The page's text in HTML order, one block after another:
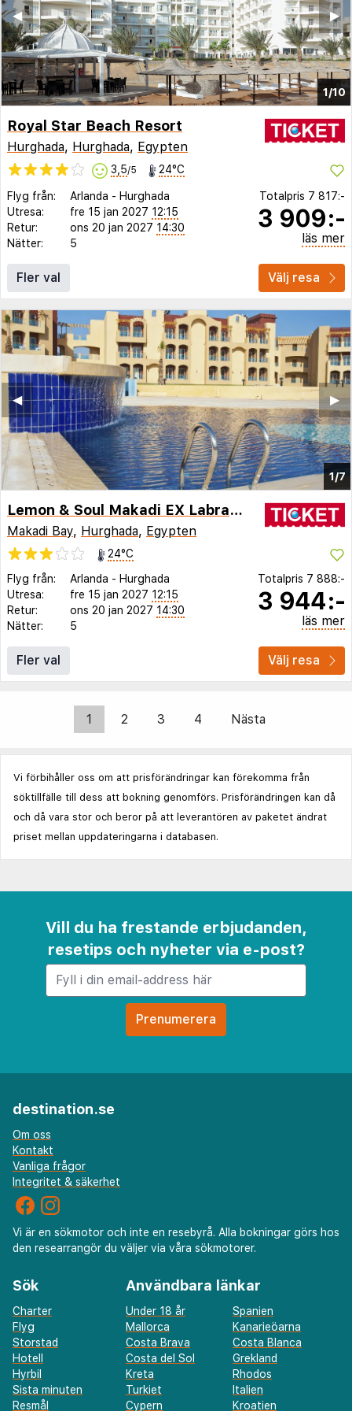
1/10
▶︎
◀︎
Royal Star Beach Resort
Hurghada, Hurghada, Egypten
3,5/5 24°C
Flyg från: Arlanda - Hurghada
Utresa:
fre 15 jan 2027 12:15
Retur:
ons 20 jan 2027 14:30
Nätter:
5
Totalpris 7 817:-
3 909:-
läs mer
Fler val Välj resa
1/7
▶︎
◀︎
Lemon & Soul Makadi EX Labranda Garden Makadi
Makadi Bay, Hurghada, Egypten
24°C
Flyg från:
Arlanda - Hurghada
Utresa:
fre 15 jan 2027 12:15
Retur:
ons 20 jan 2027 14:30
Nätter:
5
Totalpris 7 888:-
3 944:-
läs mer
Fler val Välj resa
1 2 3 4 Nästa
Vi förbihåller oss om att prisförändringar kan förekomma från
söktillfälle till dess att bokning genomförs. Prisförändringen kan då
och då vara stor och beror på att leverantören av paketet ändrat
priset mellan uppdateringarna i databasen.
Vill du ha frestande erbjudanden,
resetips och nyheter via e-post?
destination.se
Om oss
Kontakt
Vanliga frågor
Integritet & säkerhet
Vi är en sökmotor och inte en resebyrå. Alla bokningar görs hos
den researrangör du väljer via våra sökmotorer.
Sök
Charter
Flyg
Storstad
Hotell
Hyrbil
Sista minuten
Resmål
Användbara länkar
Under 18 år
Spanien
Mallorca
Kanarieöarna
Costa Brava
Costa Blanca
Costa del Sol
Grekland
Kreta
Rhodos
Turkiet
Italien
Cypern
Kroatien